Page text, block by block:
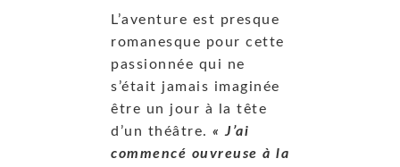
L’aventure est presque
romanesque pour cette
passionnée qui ne
s’était jamais imaginée
être un jour à la tête
d’un théâtre. « J’ai
commencé ouvreuse à la